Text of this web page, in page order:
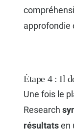
approfondie
Étape 4 : Il
Une fois le
Research
résultatsen